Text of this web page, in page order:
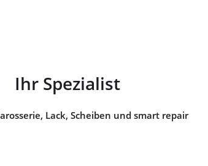
Ihr Spezialist
Lack, Scheiben und smart repair